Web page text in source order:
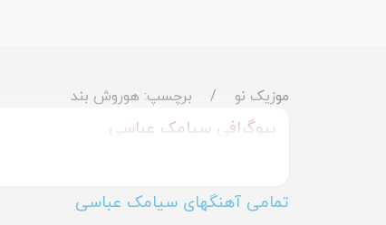
موزیک نو برچسپ: هوروش بند
بیوگرافی سیامک عباسی
تمامی آهنگهای سیامک عباسی